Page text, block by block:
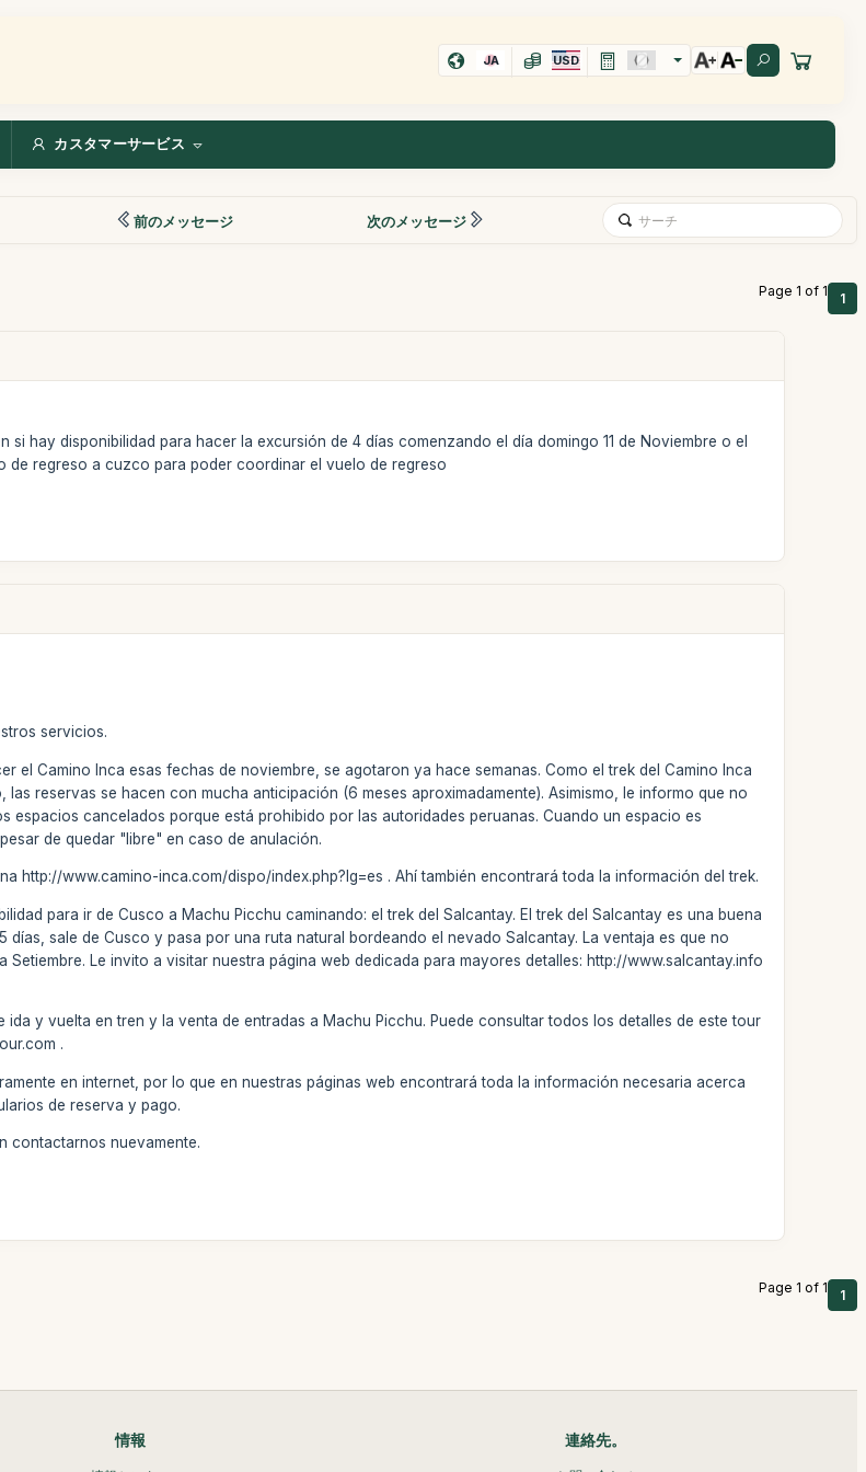
JA USD
カスタマーサービス
前のメッセージ 次のメッセージ
Page 1 of 1 1
si hay disponibilidad para hacer la excursión de 4 días comenzando el día domingo 11 de Noviembre o el
de regreso a cuzco para poder coordinar el vuelo de regreso
servicios.
el Camino Inca esas fechas de noviembre, se agotaron ya hace semanas. Como el trek del Camino Inca
reservas se hacen con mucha anticipación (6 meses aproximadamente). Asimismo, le informo que no
espacios cancelados porque está prohibido por las autoridades peruanas. Cuando un espacio es
de quedar "libre" en caso de anulación.
http://www.camino-inca.com/dispo/index.php?lg=es . Ahí también encontrará toda la información del trek.
para ir de Cusco a Machu Picchu caminando: el trek del Salcantay. El trek del Salcantay es una buena
días, sale de Cusco y pasa por una ruta natural bordeando el nevado Salcantay. La ventaja es que no
Setiembre. Le invito a visitar nuestra página web dedicada para mayores detalles: http://www.salcantay.info
y vuelta en tren y la venta de entradas a Machu Picchu. Puede consultar todos los detalles de este tour
.
en internet, por lo que en nuestras páginas web encontrará toda la información necesaria acerca
de reserva y pago.
contactarnos nuevamente.
Page 1 of 1 1
情報 連絡先。